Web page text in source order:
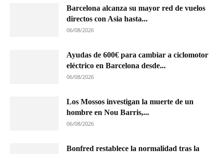
Barcelona alcanza su mayor red de vuelos
directos con Asia hasta...
06/08/2026
Ayudas de 600€ para cambiar a ciclomotor
eléctrico en Barcelona desde...
06/08/2026
Los Mossos investigan la muerte de un
hombre en Nou Barris,...
06/08/2026
Bonfred restablece la normalidad tras la